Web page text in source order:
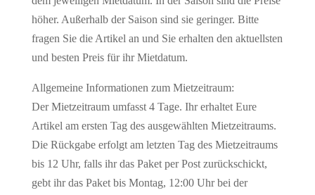
höher. Außerhalb der Saison sind sie geringer. Bitte
fragen Sie die Artikel an und Sie erhalten den aktuellsten
und besten Preis für ihr Mietdatum.
Allgemeine Informationen zum Mietzeitraum:
Der Mietzeitraum umfasst 4 Tage. Ihr erhaltet Eure
Artikel am ersten Tag des ausgewählten Mietzeitraums.
Die Rückgabe erfolgt am letzten Tag des Mietzeitraums
bis 12 Uhr, falls ihr das Paket per Post zurückschickt,
gebt ihr das Paket bis Montag, 12:00 Uhr bei der